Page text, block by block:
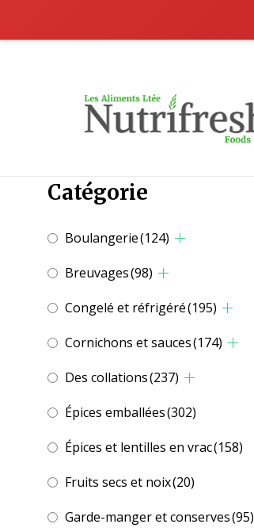
Catégorie
Boulangerie(124)
Breuvages(98)
Congelé et réfrigéré(195)
Cornichons et sauces(174)
Des collations(237)
Épices emballées(302)
Épices et lentilles en vrac(158)
Fruits secs et noix(20)
Garde-manger et conserves(95)